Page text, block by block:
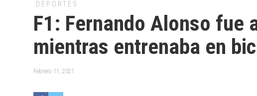
DEPORTES
F1: Fernando Alonso fue
mientras entrenaba en
Febrero 11, 2021